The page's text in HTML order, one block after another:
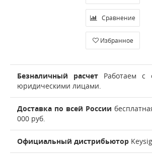
Сравнение
Избранное
Безналичный расчет Работаем с
юридическими лицами.
Доставка по всей России
000 руб.
Официальный дистрибьютор